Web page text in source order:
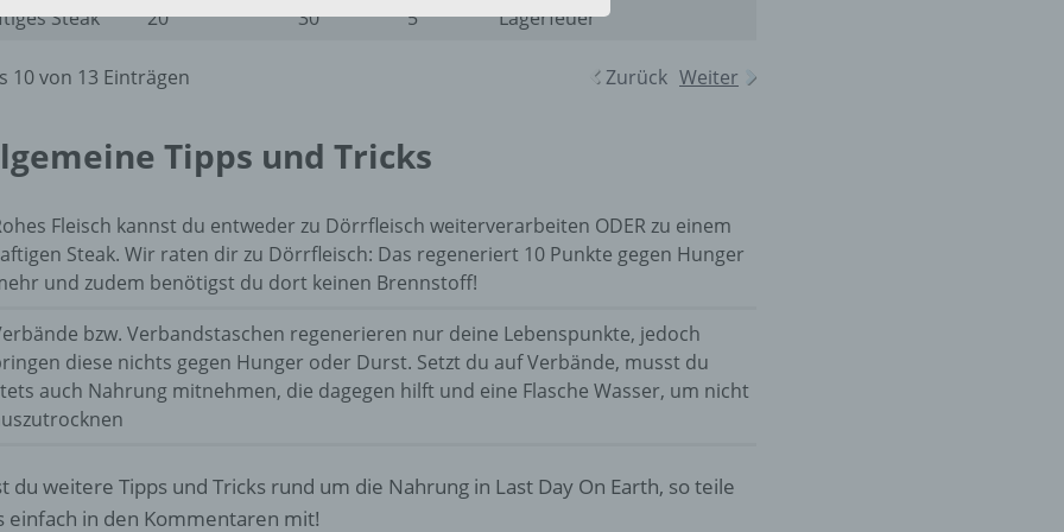
Steak
20 30 5 Lagerfeuer
10 von 13 Einträgen Zurück Weiter
Tipps und Tricks
Fleisch kannst du entweder zu Dörrfleisch weiterverarbeiten ODER zu einem
Steak. Wir raten dir zu Dörrfleisch: Das regeneriert 10 Punkte gegen Hunger
und zudem benötigst du dort keinen Brennstoff!
bzw. Verbandstaschen regenerieren nur deine Lebenspunkte, jedoch
diese nichts gegen Hunger oder Durst. Setzt du auf Verbände, musst du
auch Nahrung mitnehmen, die dagegen hilft und eine Flasche Wasser, um nicht
du weitere Tipps und Tricks rund um die Nahrung in Last Day On Earth, so teile
einfach in den Kommentaren mit!
Zusammenhang mit personenbezogenen Daten wie das Erheben,
Verwendung, die Offenlegung durch Übermittlung, Verbreitung oder
eine andere Form der Bereitstellung, den Abgleich oder die
d) Einschränkung der Verarbeitung
Einschränkung der Verarbeitung ist die Markierung gespeicherter
personenbezogener Daten mit dem Ziel, ihre künftige Verarbeitung
einzuschränken.